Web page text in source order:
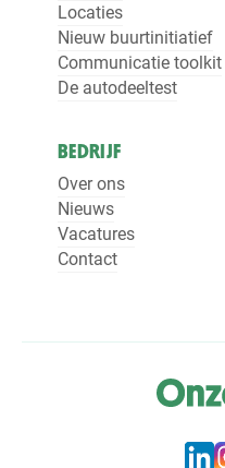
Locaties
Nieuw buurtinitiatief
Communicatie toolkit
De autodeeltest
BEDRIJF
Over ons
Nieuws
Vacatures
Contact